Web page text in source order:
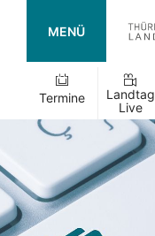
MENÜ
Termine
Landtag
Live